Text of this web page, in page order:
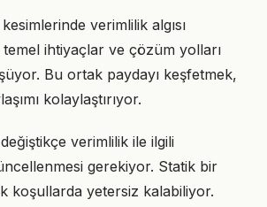
verimlilik algısı
ihtiyaçlar ve çözüm yolları
Bu ortak paydayı keşfetmek,
kolaylaştırıyor.
verimlilik ile ilgili
gerekiyor. Statik bir
koşullarda yetersiz kalabiliyor.